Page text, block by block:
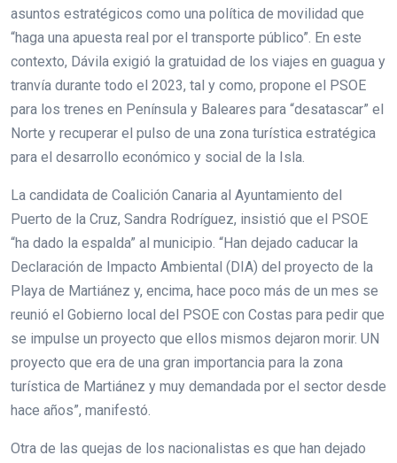
asuntos estratégicos como una política de movilidad que
“haga una apuesta real por el transporte público”. En este
contexto, Dávila exigió la gratuidad de los viajes en guagua y
tranvía durante todo el 2023, tal y como, propone el PSOE
para los trenes en Península y Baleares para “desatascar” el
Norte y recuperar el pulso de una zona turística estratégica
para el desarrollo económico y social de la Isla.
La candidata de Coalición Canaria al Ayuntamiento del
Puerto de la Cruz, Sandra Rodríguez, insistió que el PSOE
“ha dado la espalda” al municipio. “Han dejado caducar la
Declaración de Impacto Ambiental (DIA) del proyecto de la
Playa de Martiánez y, encima, hace poco más de un mes se
reunió el Gobierno local del PSOE con Costas para pedir que
se impulse un proyecto que ellos mismos dejaron morir. UN
proyecto que era de una gran importancia para la zona
turística de Martiánez y muy demandada por el sector desde
hace años”, manifestó.
Otra de las quejas de los nacionalistas es que han dejado